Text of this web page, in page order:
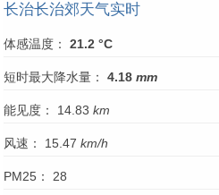
长治长治郊天气实时
体感温度： 21.2 °C
短时最大降水量： 4.18 mm
能见度： 14.83 km
风速： 15.47 km/h
PM25： 28